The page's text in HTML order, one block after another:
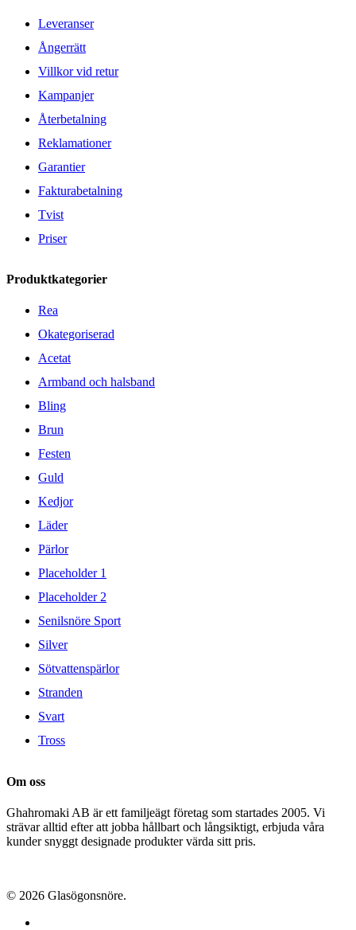
Leveranser
Ångerrätt
Villkor vid retur
Kampanjer
Återbetalning
Reklamationer
Garantier
Fakturabetalning
Tvist
Priser
Produktkategorier
Rea
Okategoriserad
Acetat
Armband och halsband
Bling
Brun
Festen
Guld
Kedjor
Läder
Pärlor
Placeholder 1
Placeholder 2
Senilsnöre Sport
Silver
Sötvattenspärlor
Stranden
Svart
Tross
Om oss
Ghahromaki AB är ett familjeägt företag som startades 2005. Vi
strävar alltid efter att jobba hållbart och långsiktigt, erbjuda våra
kunder snyggt designade produkter värda sitt pris.
© 2026 Glasögonsnöre.